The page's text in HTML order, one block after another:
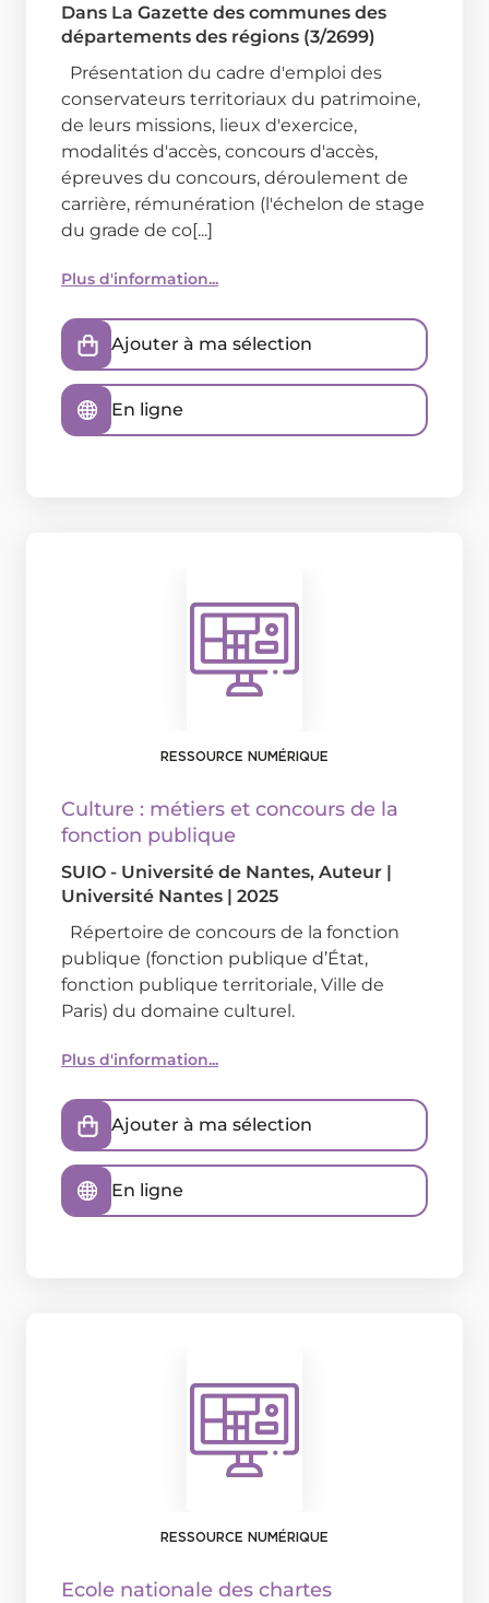
Dans La Gazette des communes des
départements des régions (3/2699)
Présentation du cadre d'emploi des
conservateurs territoriaux du patrimoine,
de leurs missions, lieux d'exercice,
modalités d'accès, concours d'accès,
épreuves du concours, déroulement de
carrière, rémunération (l'échelon de stage
du grade de co[...]
Plus d'information...
Ajouter à ma sélection
En ligne
RESSOURCE NUMÉRIQUE
Culture : métiers et concours de la
fonction publique
SUIO - Université de Nantes, Auteur |
Université Nantes | 2025
Répertoire de concours de la fonction
publique (fonction publique d’État,
fonction publique territoriale, Ville de
Paris) du domaine culturel.
Plus d'information...
Ajouter à ma sélection
En ligne
RESSOURCE NUMÉRIQUE
Ecole nationale des chartes